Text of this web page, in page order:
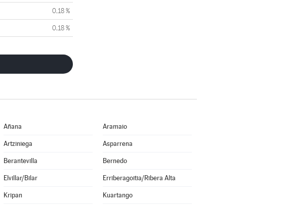
0,18 %
0,18 %
Añana Aramaio
Artziniega Asparrena
Berantevilla Bernedo
Elvillar/Bilar Erriberagoitia/Ribera Alta
Kripan Kuartango